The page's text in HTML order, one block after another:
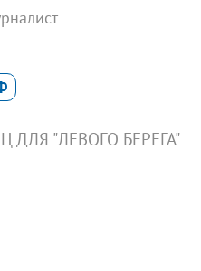
ДЛЯ "ЛЕВОГО БЕРЕГА"